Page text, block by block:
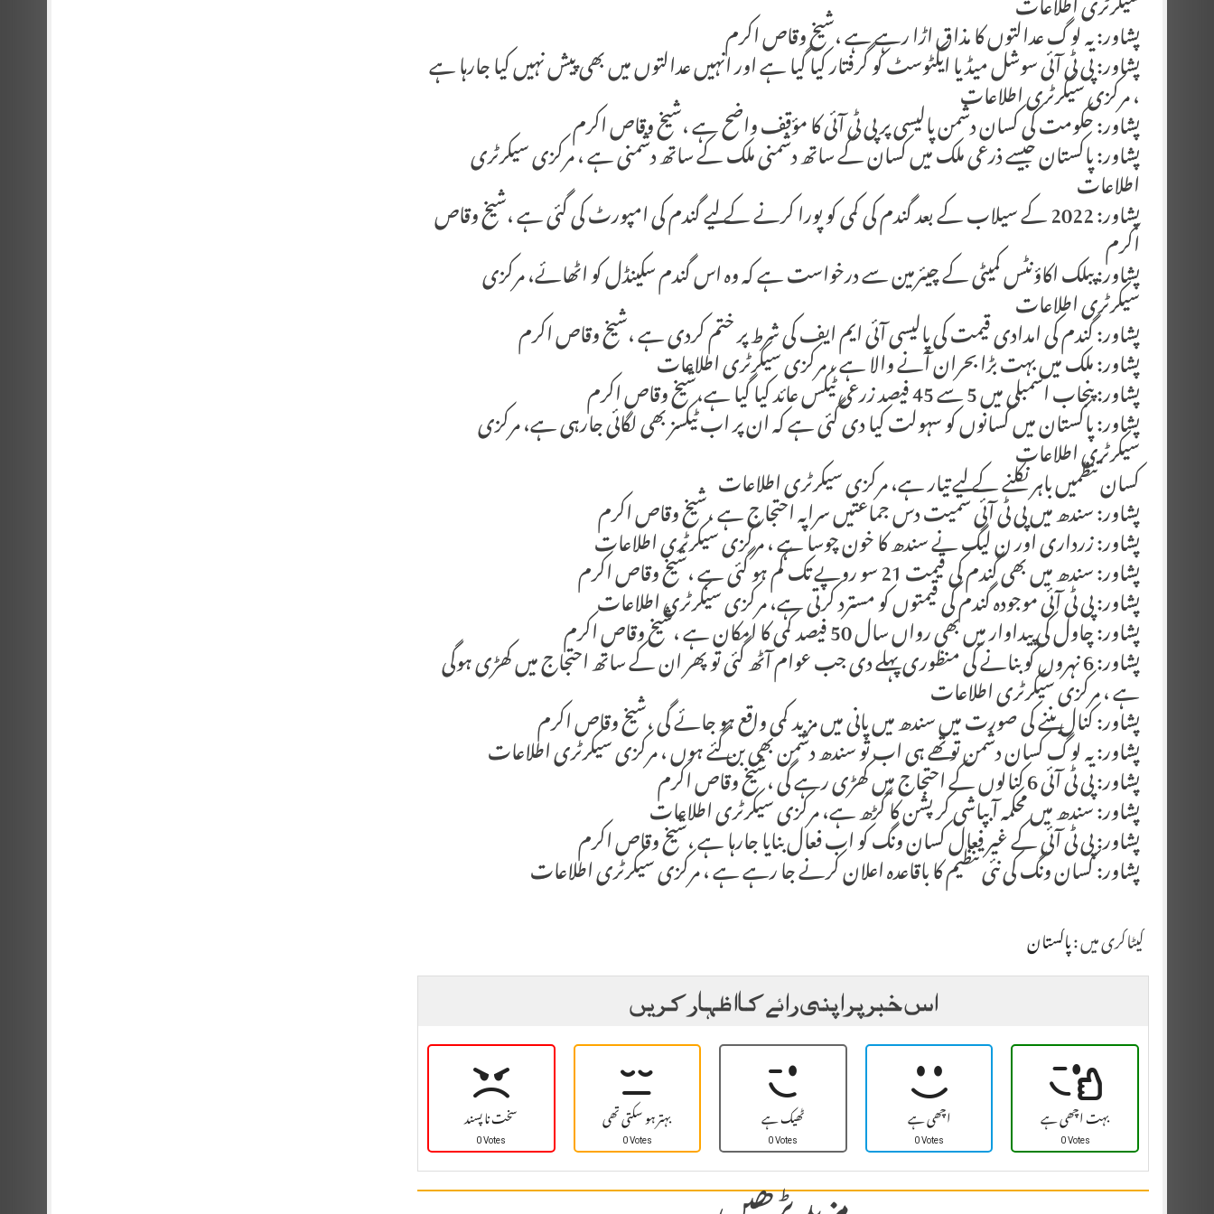
پشاور: یہ لوگ عدالتوں کا مذاق اڑا رہے ہے ،شیخ وقاص اکرم
پشاور: پی ٹی آئی سوشل میڈیا ایکٹوسٹ کو گرفتار کیا گیا ہے اور انہیں عدالتوں میں بھی پیش نہیں کیا جارہا ہے
، مرکزی سیکرٹری اطلاعات
پشاور: حکومت کی کسان دشمن پالیسی پر پی ٹی آئی کا مؤقف واضح ہے ،شیخ وقاص اکرم
پشاور: پاکستان جیسے ذرعی ملک میں کسان کے ساتھ دشمنی ملک کے ساتھ دشمنی ہے ، مرکزی سیکرٹری
اطلاعات پشاور: 2022 کے سیلاب کے بعد گندم کی کمی کو پورا کرنے کے لیے گندم کی امپورٹ کی گئی ہے ،شیخ وقاص اکرم
پشاور: پبلک اکاؤنٹس کمیٹی کے چیئرمین سے درخواست ہے کہ وہ اس گندم سکینڈل کو اٹھائے، مرکزی
سیکرٹری اطلاعات
پشاور: گندم کی امدادی قیمت کی پالیسی آئی ایم ایف کی شرط پر ختم کردی ہے ،شیخ وقاص اکرم
پشاور: ملک میں بہت بڑا بحران آنے والا ہے ، مرکزی سیکرٹری اطلاعات
پشاور: پنجاب اسمبلی میں 5 سے 45 فیصد زرعی ٹیکس عائد کیا گیا ہے،شیخ وقاص اکرم
پشاور: پاکستان میں کسانوں کو سہولت کیا دی گئی ہے کہ ان پر اب ٹیکسز بھی لگائی جارہی ہے، مرکزی
سیکرٹری اطلاعات
کسان تنظمیں باہر نکلنے کے لیے تیار ہے، مرکزی سیکرٹری اطلاعات
پشاور: سندھ میں پی ٹی آئی سمیت دس جماعتیں سراپہ احتجاج ہے ،شیخ وقاص اکرم
پشاور: زرداری اور ن لیگ نے سندھ کا خون چوسا ہے ، مرکزی سیکرٹری اطلاعات
پشاور: سندھ میں بھی گندم کی قیمت 21 سو روپے تک کم ہو گئی ہے ،شیخ وقاص اکرم
پشاور: پی ٹی آئی موجودہ گندم کی قیمتوں کو مسترد کرتی ہے، مرکزی سیکرٹری اطلاعات
پشاور: چاول کی پیداوار میں بھی رواں سال 50 فیصد کمی کا امکان ہے ،شیخ وقاص اکرم
پشاور: 6 نہروں کو بنانے کی منظوری پہلے دی جب عوام آٹھ گئی تو پھر ان کے ساتھ احتجاج میں کھڑی ہوگی
ہے ، مرکزی سیکرٹری اطلاعات
پشاور: کنال بننے کی صورت میں سندھ میں پانی میں مزید کمی واقع ہو جائے گی ،شیخ وقاص اکرم
پشاور: یہ لوگ کسان دشمن تو تھے ہی اب تو سندھ دشمن بھی بن گئے ہوں ، مرکزی سیکرٹری اطلاعات
پشاور: پی ٹی آئی 6 کنالوں کے احتجاج میں کھڑی رہے گی ،شیخ وقاص اکرم
پشاور: سندھ میں محکمہ آبپاشی کرپشن کا گڑھ ہے، مرکزی سیکرٹری اطلاعات
پشاور: پی ٹی آئی کے غیر فعال کسان ونگ کو اب فعال بنایا جارہا ہے ،شیخ وقاص اکرم
پشاور: کسان ونگ کی نئی تنظیم کا باقاعدہ اعلان کرنے جا رہے ہے ، مرکزی سیکرٹری اطلاعات
کیٹاگری میں :پاکستان
اس خبر پر اپنی رائے کا اظہار کریں
سخت نا پسند
0 Votes بہتر ہو سکتی تھی
0 Votes ٹھیک ہے
0 Votes اچھی ہے
0 Votes بہت اچھی ہے
0 Votes